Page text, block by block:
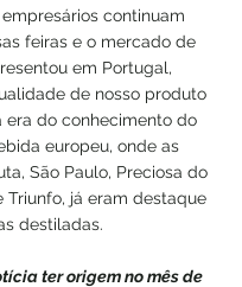
continuam
feiras e o mercado de
em Portugal,
de nosso produto
era do conhecimento do
europeu, onde as
São Paulo, Preciosa do
Triunfo, já eram destaque
destiladas.
ter origem no mês de